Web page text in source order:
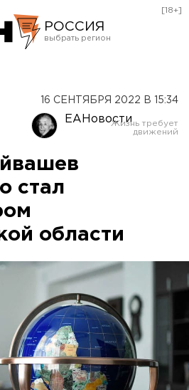
РОССИЯ
Оренбург
[18+]
16 СЕНТЯБРЯ 2022 В 15:34
ЕАНовости
стал
области